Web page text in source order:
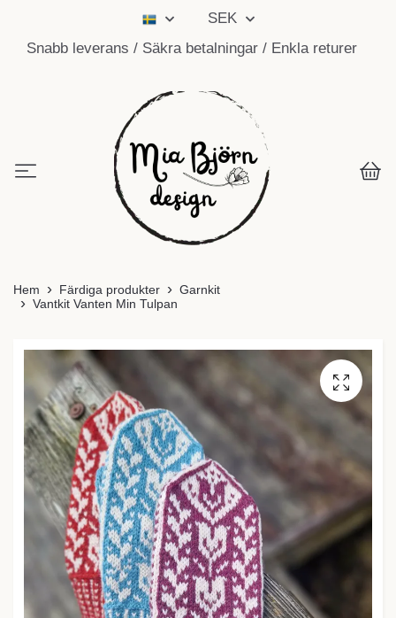
SEK
Snabb leverans / Säkra betalningar / Enkla returer
Hem Färdiga produkter
Garnkit
Vantkit Vanten Min Tulpan